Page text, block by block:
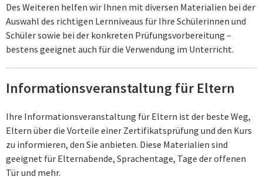
Des Weiteren helfen wir Ihnen mit diversen Materialien bei der
Auswahl des richtigen Lernniveaus für Ihre Schülerinnen und
Schüler sowie bei der konkreten Prüfungsvorbereitung –
bestens geeignet auch für die Verwendung im Unterricht.
Informationsveranstaltung für Eltern
Ihre Informationsveranstaltung für Eltern ist der beste Weg,
Eltern über die Vorteile einer Zertifikatsprüfung und den Kurs
zu informieren, den Sie anbieten. Diese Materialien sind
geeignet für Elternabende, Sprachentage, Tage der offenen
Tür und mehr.